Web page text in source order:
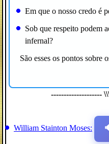
Em que o nosso credo é
Sob que respeito podem
infernal?
São esses os pontos sobre
--------------------
William Stainton Moses: